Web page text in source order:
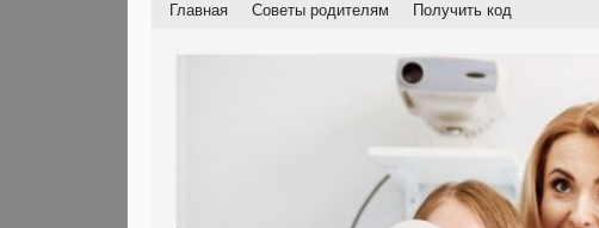
Главная Советы родителям Получить код